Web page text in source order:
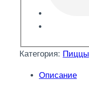
Категория: Пиццы
Описание